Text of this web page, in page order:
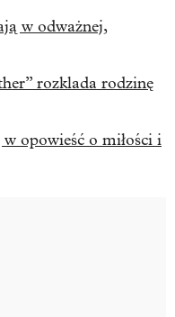
w odważnej,
rozklada rodzinę
opowieść o miłości i